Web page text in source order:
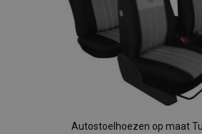
Autostoelhoezen op maat